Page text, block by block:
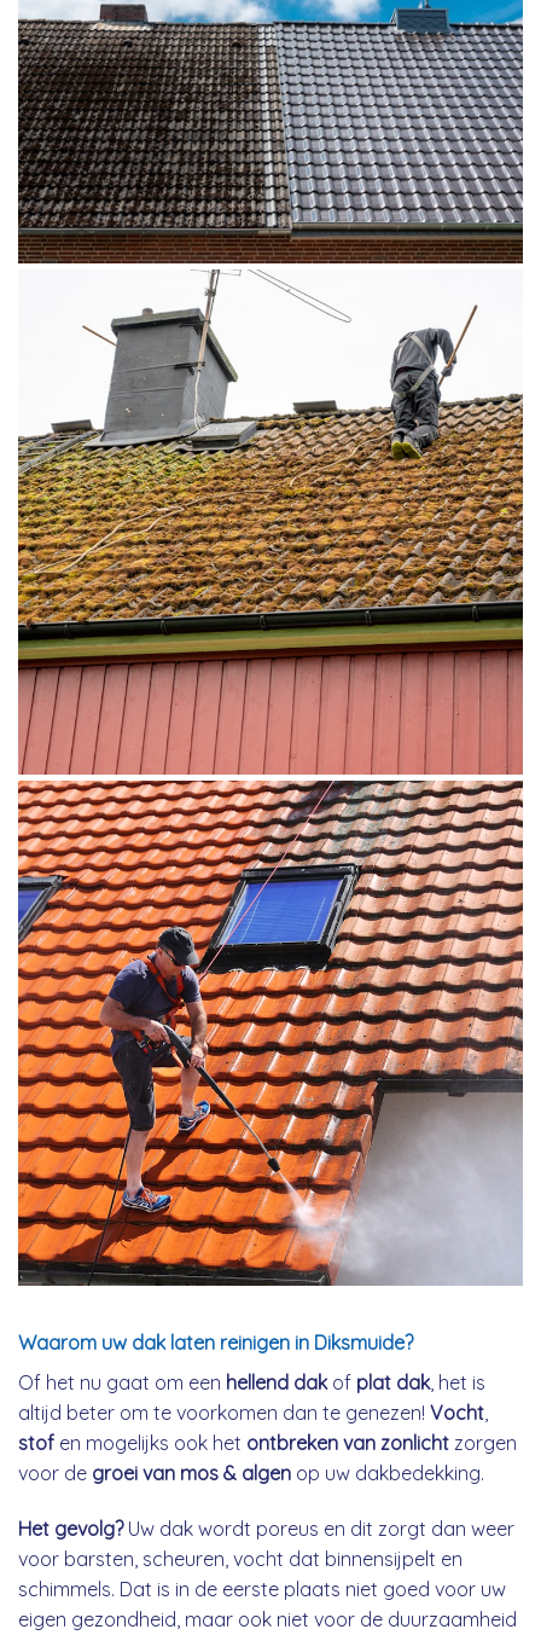
Waarom uw dak laten reinigen in Diksmuide?
Of het nu gaat om een hellend dakof plat dak, het is
altijd beter om te voorkomen dan te genezen! Vocht
stof en mogelijks ook het ontbreken van zonlicht zorgen
voor de groei van mos & algen op uw dakbedekking.
Het gevolg?Uw dak wordt poreus en dit zorgt dan weer
voor barsten, scheuren, vocht dat binnensijpelt en
schimmels. Dat is in de eerste plaats niet goed voor uw
eigen gezondheid, maar ook niet voor de duurzaamheid